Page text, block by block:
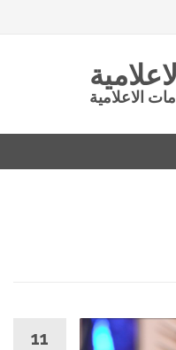
الاعلامية
11